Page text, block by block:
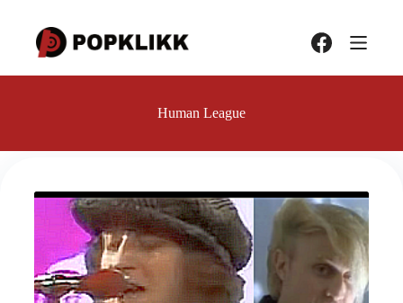
innholdet
Human League